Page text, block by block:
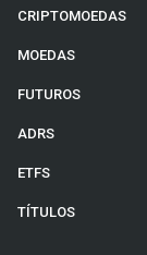
CRIPTOMOEDAS
MOEDAS
FUTUROS
ADRS
ETFS
TÍTULOS